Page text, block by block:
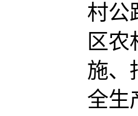
村公
区
施、
全生